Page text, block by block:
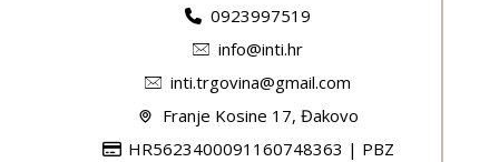
0923997519
info@inti.hr
inti.trgovina@gmail.com
Franje Kosine 17, Đakovo
HR5623400091160748363 | PBZ